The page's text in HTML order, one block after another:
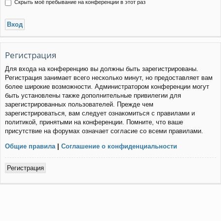
Скрыть моё пребывание на конференции в этот раз
Регистрация
Для входа на конференцию вы должны быть зарегистрированы.
Регистрация занимает всего несколько минут, но предоставляет вам
более широкие возможности. Администратором конференции могут
быть установлены также дополнительные привилегии для
зарегистрированных пользователей. Прежде чем
зарегистрироваться, вам следует ознакомиться с правилами и
политикой, принятыми на конференции. Помните, что ваше
присутствие на форумах означает согласие со всеми правилами.
Общие правила| Соглашение о конфиденциальности
Регистрация